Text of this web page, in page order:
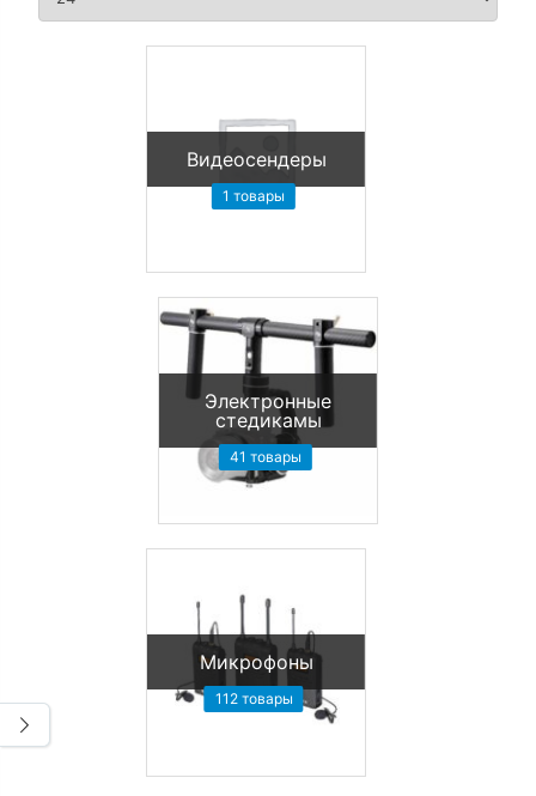
Видеосендеры
1 товары
Электронные
стедикамы
41 товары
Микрофоны
112 товары